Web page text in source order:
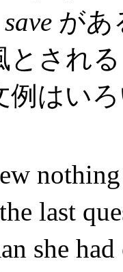
save があ
とされ
例はい
nothing
last
she had